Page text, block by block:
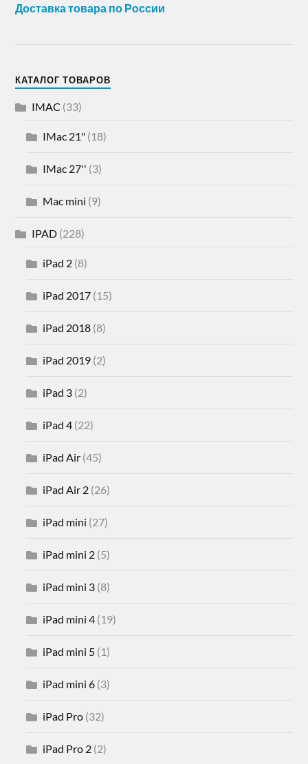
Доставка товара по России
КАТАЛОГ ТОВАРОВ
IMAC (33)
IMac 21" (18)
IMac 27'' (3)
Mac mini (9)
IPAD (228)
iPad 2 (8)
iPad 2017 (15)
iPad 2018 (8)
iPad 2019 (2)
iPad 3 (2)
iPad 4 (22)
iPad Air (45)
iPad Air 2 (26)
iPad mini (27)
iPad mini 2 (5)
iPad mini 3 (8)
iPad mini 4 (19)
iPad mini 5 (1)
iPad mini 6 (3)
iPad Pro (32)
iPad Pro 2 (2)